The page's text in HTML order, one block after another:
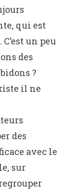
qui est
un peu
des
?
il ne
des
avec le
sur